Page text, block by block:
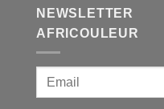
NEWSLETTER
AFRICOULEUR